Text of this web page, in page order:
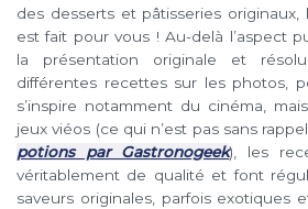
des desserts et pâtisseries originaux,
est fait pour vous ! Au-delà l’aspect
la présentation originale et
différentes recettes sur les photos,
s’inspire notamment du cinéma,
jeux viéos (ce qui n’est pas sans
potions par Gastronogeek), les
véritablement de qualité et font
saveurs originales, parfois exotiques